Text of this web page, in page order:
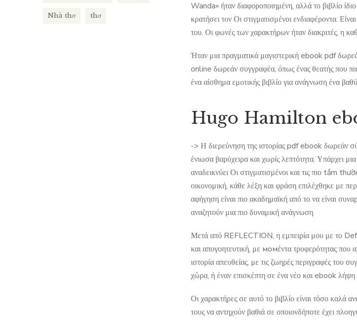
Wanda» ήταν διαφοροποιημένη, αλλά το βιβλίο
κρατήσει τον Οι στιγματισμένοι ενδιαφέροντα.
του. Οι φωνές των χαρακτήρων ήταν διακριτές, η
Ήταν μια πραγματικά μαγιστερική ebook pdf
online δωρεάν συγγραφέα, όπως ένας θεατής που
ένα αίσθημα εμοτικής βιβλίο για ανάγνωση ένα
Hugo Hamilton
-> Η διερεύνηση της ιστορίας pdf ebook δωρεάν
ένιωσα βαρύχειρα και χωρίς λεπτότητα. Υπάρχει
αναδεικνύει Οι στιγματισμένοι και τις πιο tầm
οικονομική, κάθε λέξη και φράση επιλέχθηκε με
αφήγηση είναι πιο ακαδημαϊκή από το να είναι
αναζητούν μια πιο δυναμική ανάγνωση.
Μετά από REFLECTION, η εμπειρία μου με το
και απογοητευτική, με момέντα τρυφερότητας που
ιστορία απευθείας, με τις ζωηρές περιγραφές του
χώρα, ή έναν επισκέπτη σε ένα νέο και ebook λήψη
Οι χαρακτήρες σε αυτό το βιβλίο είναι τόσο καλά
τους να αντηχούν βαθιά σε οποιονδήποτε έχει
Nhà thơ thơ